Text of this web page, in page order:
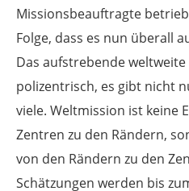
Missionsbeauftragte
Folge, dass es nun überall
Das aufstrebende
polizentrisch, es gibt nicht
viele. Weltmission ist keine
Zentren zu den Rändern,
von den Rändern zu den
Schätzungen werden bis